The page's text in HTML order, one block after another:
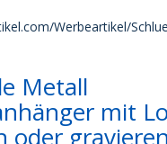
Werbeartikel/
Metall
mit
oder gravieren